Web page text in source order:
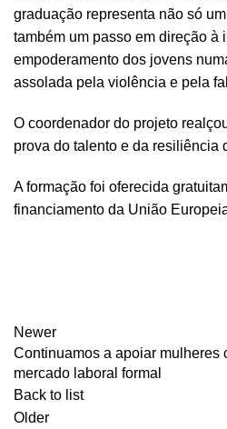
graduação representa não só
também um passo em direção à
empoderamento dos jovens
assolada pela violência e pela
O coordenador do projeto
prova do talento e da resiliência
A formação foi oferecida
financiamento da União
Newer
Continuamos a apoiar mulheres
mercado laboral formal
Back to list
Older